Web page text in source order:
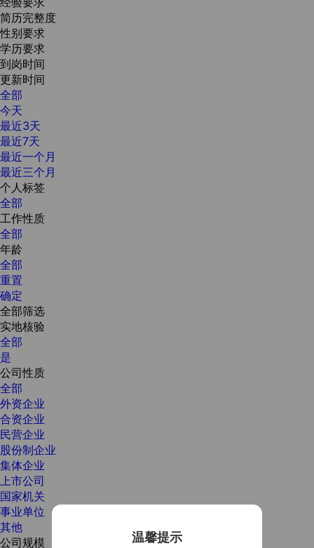
温馨提示
简历完整度
性别要求
学历要求
到岗时间
更新时间
全部
今天
最近3天
最近7天
最近一个月
最近三个月
个人标签
全部
工作性质
全部
年龄
全部
重置
确定
全部筛选
实地核验
全部
是
公司性质
全部
外资企业
合资企业
民营企业
股份制企业
集体企业
上市公司
国家机关
事业单位
其他
公司规模